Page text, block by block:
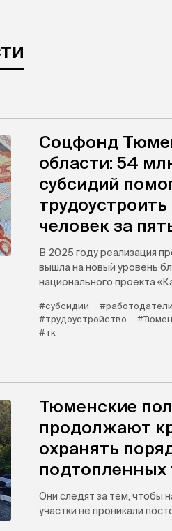
Соцфонд
области: 54
субсидий
человек за
В 2025 году реализация
вышла на новый уровень
национального проекта
#субсидии #работодатели
#трудоустройство
#тк
Тюменские
продолжают
охранять
подтопленных
Они следят за тем, чтобы
участки не проникали